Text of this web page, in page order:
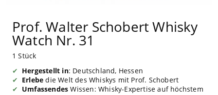
Prof. Walter Schobert Whisky
Watch Nr. 31
1 Stück
Hergestellt in: Deutschland, Hessen
Erlebe die Welt des Whiskys mit Prof. Schobert
Umfassendes Wissen: Whisky-Expertise auf höchstem